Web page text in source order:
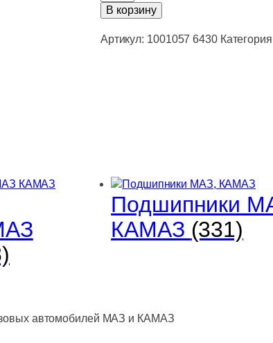
товара
опоры
В корзину
Артикул: 1001057 6430
Подшипники
КАМАЗ (331)
автомобилей МАЗ и КАМАЗ